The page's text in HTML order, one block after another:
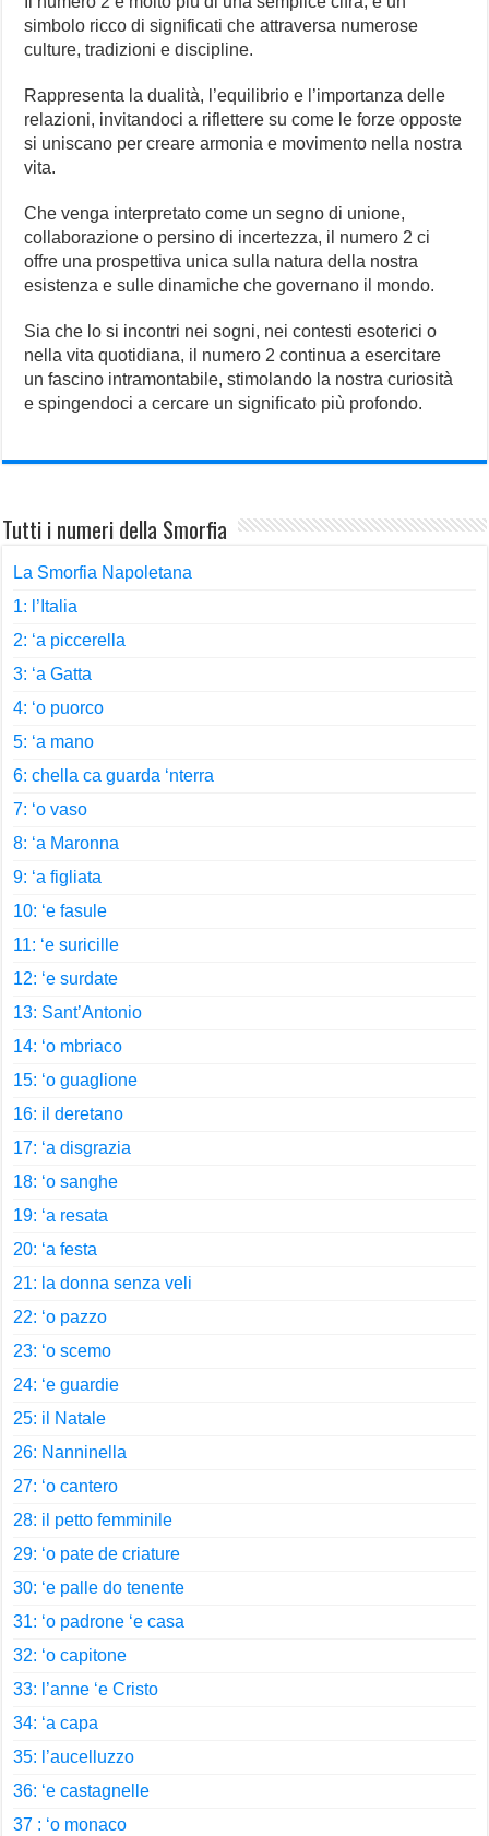
simbolo ricco di significati che attraversa numerose
culture, tradizioni e discipline.
Rappresenta la dualità, l’equilibrio e l’importanza delle
relazioni, invitandoci a riflettere su come le forze opposte
si uniscano per creare armonia e movimento nella nostra
vita.
Che venga interpretato come un segno di unione,
collaborazione o persino di incertezza, il numero 2 ci
offre una prospettiva unica sulla natura della nostra
esistenza e sulle dinamiche che governano il mondo.
Sia che lo si incontri nei sogni, nei contesti esoterici o
nella vita quotidiana, il numero 2 continua a esercitare
un fascino intramontabile, stimolando la nostra curiosità
e spingendoci a cercare un significato più profondo.
Tutti i numeri della Smorfia
La Smorfia Napoletana
1: l’Italia
2: ‘a piccerella
3: ‘a Gatta
4: ‘o puorco
5: ‘a mano
6: chella ca guarda ‘nterra
7: ‘o vaso
8: ‘a Maronna
9: ‘a figliata
10: ‘e fasule
11: ‘e suricille
12: ‘e surdate
13: Sant’Antonio
14: ‘o mbriaco
15: ‘o guaglione
16: il deretano
17: ‘a disgrazia
18: ‘o sanghe
19: ‘a resata
20: ‘a festa
21: la donna senza veli
22: ‘o pazzo
23: ‘o scemo
24: ‘e guardie
25: il Natale
26: Nanninella
27: ‘o cantero
28: il petto femminile
29: ‘o pate de criature
30: ‘e palle do tenente
31: ‘o padrone ‘e casa
32: ‘o capitone
33: l’anne ‘e Cristo
34: ‘a capa
35: l’aucelluzzo
36: ‘e castagnelle
37 : ‘o monaco